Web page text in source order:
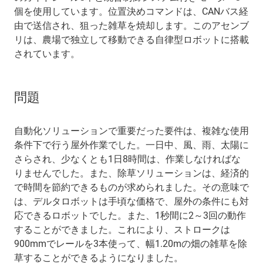
個を使用しています。位置決めコマンドは、CANバス経
由で送信され、狙った雑草を焼却します。このアセンブ
リは、農場で独立して移動できる自律型ロボットに搭載
されています。
問題
自動化ソリューションで重要だった要件は、複雑な使用
条件下で行う屋外作業でした。一日中、風、雨、太陽に
さらされ、少なくとも1日8時間は、作業しなければな
りませんでした。また、除草ソリューションは、経済的
で時間を節約できるものが求められました。その意味で
は、デルタロボットは手頃な価格で、屋外の条件にも対
応できるロボットでした。また、1秒間に2～3回の動作
することができました。これにより、ストロークは
900mmでレールを3本使って、幅1.20mの畑の雑草を除
草することができるようになりました。